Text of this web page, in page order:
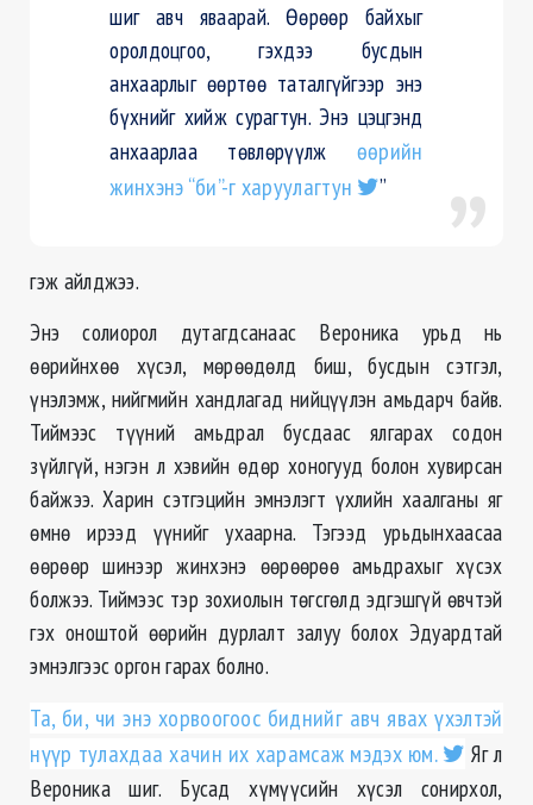
шиг авч яваарай. Өөрөөр байхыг
оролдоцгоо, гэхдээ бусдын
анхаарлыг өөртөө таталгүйгээр энэ
бүхнийг хийж сурагтун. Энэ цэцгэнд
анхаарлаа төвлөрүүлж өөрийн
жинхэнэ “би”-г харуулагтун
”
гэж айлджээ.
Энэ солиорол дутагдсанаас Вероника урьд нь
өөрийнхөө хүсэл, мөрөөдөлд биш, бусдын сэтгэл,
үнэлэмж, нийгмийн хандлагад нийцүүлэн амьдарч байв.
Тиймээс түүний амьдрал бусдаас ялгарах содон
зүйлгүй, нэгэн л хэвийн өдөр хоногууд болон хувирсан
байжээ. Харин сэтгэцийн эмнэлэгт үхлийн хаалганы яг
өмнө ирээд үүнийг ухаарна. Тэгээд урьдынхаасаа
өөрөөр шинээр жинхэнэ өөрөөрөө амьдрахыг хүсэх
болжээ. Тиймээс тэр зохиолын төгсгөлд эдгэшгүй өвчтэй
гэх оноштой өөрийн дурлалт залуу болох Эдуардтай
эмнэлгээс оргон гарах болно.
Та, би, чи энэ хорвоогоос биднийг авч явах үхэлтэй
нүүр тулахдаа хачин их харамсаж мэдэх юм.
Яг л
Вероника шиг. Бусад хүмүүсийн хүсэл сонирхол,